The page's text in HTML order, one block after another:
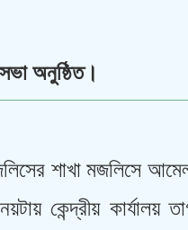
অনুষ্ঠিত।
শাখা মজলিসে
কেন্দ্রীয় কার্যালয়